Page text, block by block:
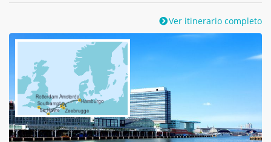
Ver itinerario completo